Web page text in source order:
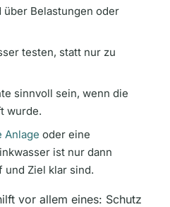
über Belastungen oder
testen, statt nur zu
sinnvoll sein, wenn die
wurde.
Anlage oder eine
ist nur dann
und Ziel klar sind.
vor allem eines: Schutz